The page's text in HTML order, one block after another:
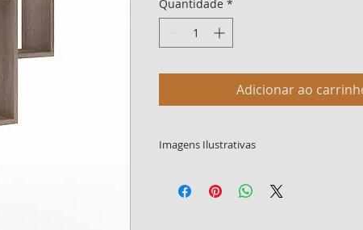
Quantidade *
Adicionar ao
Imagens Ilustrativas
ilustrativas e podem não representar